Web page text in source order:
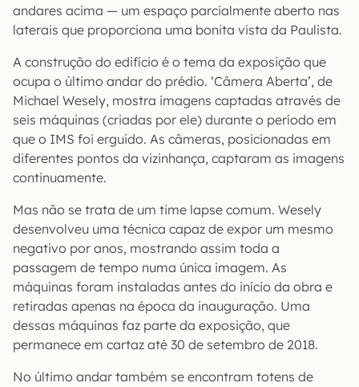
andares acima — um espaço parcialmente aberto nas
laterais que proporciona uma bonita vista da Paulista.
A construção do edifício é o tema da exposição que
ocupa o último andar do prédio. ‘Câmera Aberta’, de
Michael Wesely, mostra imagens captadas através de
seis máquinas (criadas por ele) durante o período em
que o IMS foi erguido. As câmeras, posicionadas em
diferentes pontos da vizinhança, captaram as imagens
continuamente.
Mas não se trata de um time lapse comum. Wesely
desenvolveu uma técnica capaz de expor um mesmo
negativo por anos, mostrando assim toda a
passagem de tempo numa única imagem. As
máquinas foram instaladas antes do início da obra e
retiradas apenas na época da inauguração. Uma
dessas máquinas faz parte da exposição, que
permanece em cartaz até 30 de setembro de 2018.
No último andar também se encontram totens de